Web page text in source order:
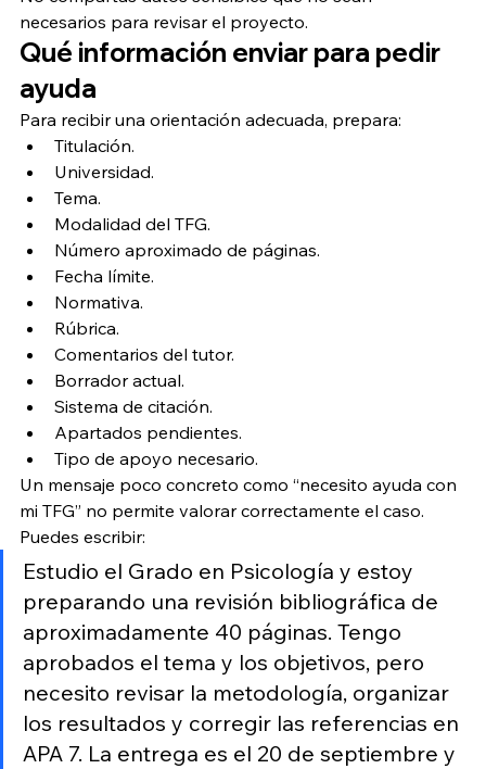
necesarios para revisar el proyecto.
Qué información enviar para pedir
ayuda
Para recibir una orientación adecuada, prepara:
Titulación.
Universidad.
Tema.
Modalidad del TFG.
Número aproximado de páginas.
Fecha límite.
Normativa.
Rúbrica.
Comentarios del tutor.
Borrador actual.
Sistema de citación.
Apartados pendientes.
Tipo de apoyo necesario.
Un mensaje poco concreto como “necesito ayuda con
mi TFG” no permite valorar correctamente el caso.
Puedes escribir:
Estudio el Grado en Psicología y estoy
preparando una revisión bibliográfica de
aproximadamente 40 páginas. Tengo
aprobados el tema y los objetivos, pero
necesito revisar la metodología, organizar
los resultados y corregir las referencias en
APA 7. La entrega es el 20 de septiembre y